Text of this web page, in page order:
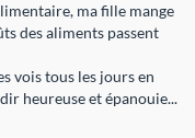
ma fille mange
des aliments passent
vois tous les jours en
heureuse et épanouie...